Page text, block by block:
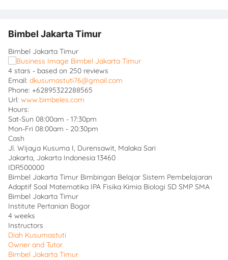
Bimbel Jakarta Timur
Bimbel Jakarta Timur
4 stars - based on 250 reviews
Email: dkusumastuti76@gmail.com
Phone: +62895322288565
Url: www.bimbeles.com
Hours:
Sat-Sun 08:00am - 17:30pm
Mon-Fri 08:00am - 20:30pm
Cash
Jl. Wijaya Kusuma I, Durensawit, Malaka Sari
Jakarta, Jakarta Indonesia 13460
IDR500000
Bimbel Jakarta Timur Bimbingan Belajar Sistem Pembelajaran
Adaptif Soal Matematika IPA Fisika Kimia Biologi SD SMP SMA
Bimbel Jakarta Timur
Institute Pertanian Bogor
4 weeks
Instructors
Diah Kusumastuti
Owner and Tutor
Bimbel Jakarta Timur